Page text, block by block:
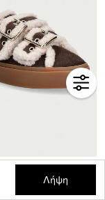
Inuikii Shearling Low Velcro Buckle sneakers γυναικεία σουέτ
Λήψη